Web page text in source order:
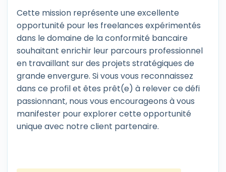
Cette mission représente une excellente
opportunité pour les freelances expérimentés
dans le domaine de la conformité bancaire
souhaitant enrichir leur parcours professionnel
en travaillant sur des projets stratégiques de
grande envergure. Si vous vous reconnaissez
dans ce profil et êtes prêt(e) à relever ce défi
passionnant, nous vous encourageons à vous
manifester pour explorer cette opportunité
unique avec notre client partenaire.